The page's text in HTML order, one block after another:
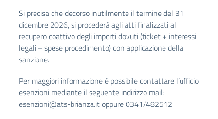
Si precisa che decorso inutilmente il termine del 31
dicembre 2026, si procederà agli atti finalizzati al
recupero coattivo degli importi dovuti (ticket + interessi
legali + spese procedimento) con applicazione della
sanzione.
Per maggiori informazione è possibile contattare l’ufficio
esenzioni mediante il seguente indirizzo mail:
esenzioni@ats-brianza.it oppure 0341/482512